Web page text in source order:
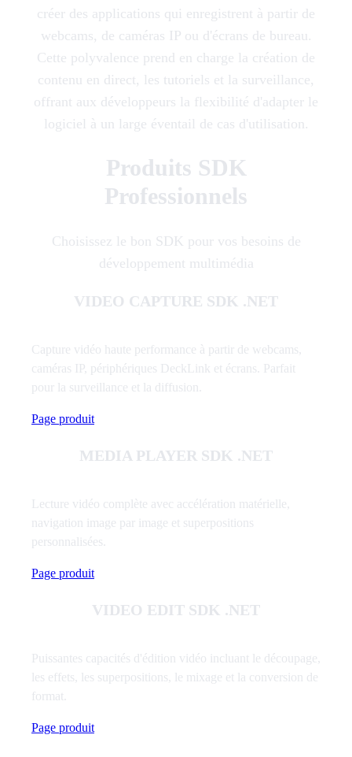
créer des applications qui enregistrent à partir de
webcams, de caméras IP ou d'écrans de bureau.
Cette polyvalence prend en charge la création de
contenu en direct, les tutoriels et la surveillance,
offrant aux développeurs la flexibilité d'adapter le
logiciel à un large éventail de cas d'utilisation.
Produits SDK
Professionnels
Choisissez le bon SDK pour vos besoins de
développement multimédia
VIDEO CAPTURE SDK .NET
Capture vidéo haute performance à partir de webcams,
caméras IP, périphériques DeckLink et écrans. Parfait
pour la surveillance et la diffusion.
Page produit
MEDIA PLAYER SDK .NET
Lecture vidéo complète avec accélération matérielle,
navigation image par image et superpositions
personnalisées.
Page produit
VIDEO EDIT SDK .NET
Puissantes capacités d'édition vidéo incluant le découpage,
les effets, les superpositions, le mixage et la conversion de
format.
Page produit